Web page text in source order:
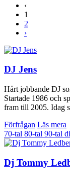
‹
1
2
›
DJ Jens
Hårt jobbande DJ
Startade 1986 och
fram till 2005. Idag
Förfrågan Läs mera
70-tal 80-tal 90-tal
Dj Tommy